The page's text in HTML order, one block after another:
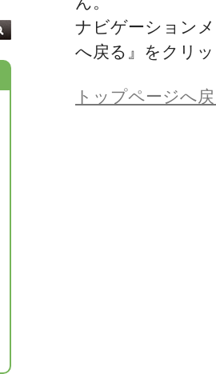
ナビゲーション
へ戻る』をクリ
トップページへ